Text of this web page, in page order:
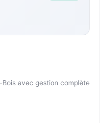
avec gestion complète